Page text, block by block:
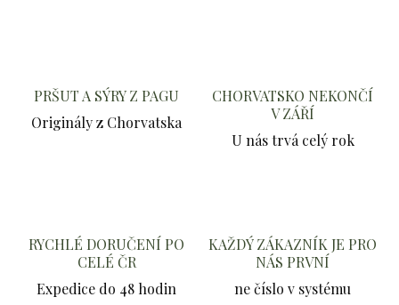
PRŠUT A SÝRY Z PAGU
Originály z Chorvatska
CHORVATSKO NEKONČÍ
V ZÁŘÍ
U nás trvá celý rok
RYCHLÉ DORUČENÍ PO
CELÉ ČR
Expedice do 48 hodin
KAŽDÝ ZÁKAZNÍK JE PRO
NÁS PRVNÍ
ne číslo v systému